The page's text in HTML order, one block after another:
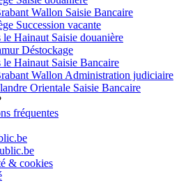
Wallon Saisie Bancaire
Succession vacante
le Hainaut Saisie douanière
Déstockage
le Hainaut Saisie Bancaire
Wallon Administration judiciaire
Orientale Saisie Bancaire
fréquentes
& cookies